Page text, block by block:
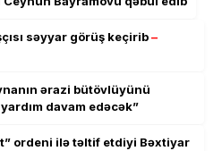
səyyar görüş keçirib–
ərazi bütövlüyünü
davam edəcək”
ordeni ilə təltif etdiyi Bəxtiyar